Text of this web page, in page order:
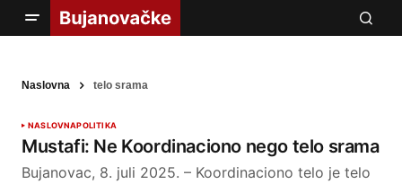
Naslovna telo srama
NASLOVNAPOLITIKA
Mustafi: Ne Koordinaciono nego telo srama
Bujanovac, 8. juli 2025. – Koordinaciono telo je telo